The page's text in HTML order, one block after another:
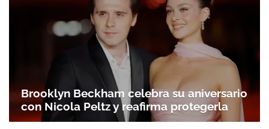
Brooklyn Beckham celebra su aniversario
con Nicola Peltz y reafirma protegerla